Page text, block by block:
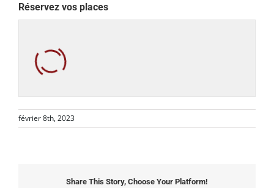
Réservez vos places
février 8th, 2023
Share This Story, Choose Your Platform!